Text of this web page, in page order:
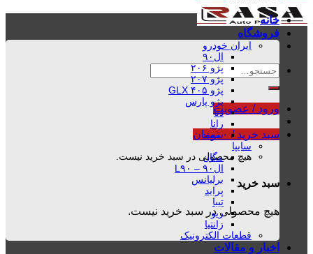
جستجو
ورود / عضویت
سبد خرید / ۰ تومان
هیچ محصولی در سبد خرید نیست.
سبد خرید
هیچ محصولی در سبد خرید نیست.
خانه
فروشگاه
ایران خودرو
ال۹۰
پژو ۲۰۶
پژو ۲۰۷
پژو ۴۰۵ GLX
پژو پارس
دنا
رانا
سمند
سایپا
مگان
ال۹۰ – L۹۰
برلیانس
پراید
تیبا
ریو
زانتیا
قطعات الکترونیک
اخبار و مقالات